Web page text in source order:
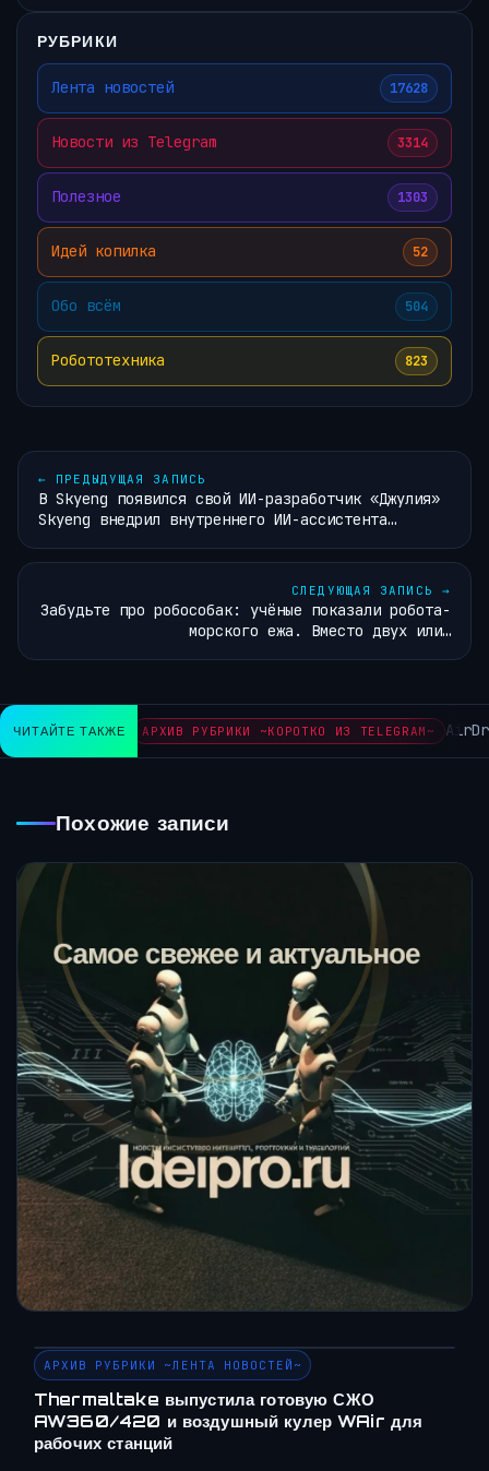
РУБРИКИ
Лента новостей 17628
Новости из Telegram 3314
Полезное 1303
Идей копилка 52
Обо всём 504
Робототехника 823
← ПРЕДЫДУЩАЯ ЗАПИСЬ
В Skyeng появился свой ИИ-разработчик «Джулия»
Skyeng внедрил внутреннего ИИ-ассистента…
СЛЕДУЮЩАЯ ЗАПИСЬ →
Забудьте про робособак: учёные показали робота-
морского ежа. Вместо двух или…
ЧИТАЙТЕ ТАКЖЕ АРХИВ РУБРИКИ ~КОРОТКО ИЗ TELEGRAM~
Похожие записи
АРХИВ РУБРИКИ ~ЛЕНТА НОВОСТЕЙ~
Thermaltake выпустила готовую СЖО
AW360/420 и воздушный кулер WAir для
рабочих станций